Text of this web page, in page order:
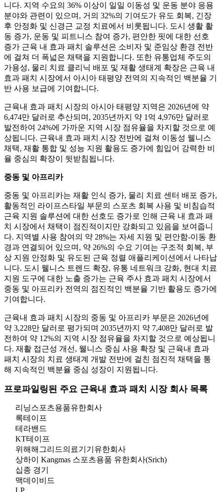
니다. 지역 수요의 36% 이상이 일일 이동성 및 운동 분야 응용
분야와 관련이 있으며, 거의 32%의 기여도가 유도 회복, 긴장
후 안정화 및 신경근 교정 치료에서 비롯됩니다. 도시 생활 활
동 증가, 운동 및 피트니스 참여 증가, 편안한 핏에 대한 선호
증가 근육 내 효과 패치 솔루션은 소비자 및 준임상 환경 전반
에 걸쳐 더 폭넓은 채택을 지원합니다. 또한 유통업체 주도의
가용성, 물리 치료 클리닉 배포 및 재활 생태계 확장은 근육 내
효과 패치 시장에서 아시아 태평양 전역의 지속적인 백분율 기
반 사용 보급에 기여합니다.
근육내 효과 패치 시장의 아시아 태평양 지역은 2026년에 약
6,474만 달러로 추산되며, 2035년까지 약 1억 4,976만 달러로
발전하여 24%에 가까운 지역 시장 점유율을 차지할 것으로 예
상됩니다. 근육내 효과 패치 시장 전반에 걸쳐 이동성 웰니스
채택, 재활 통합 및 성능 지원 활용도 증가에 힘입어 강력한 비
율 중심의 확장이 뒷받침됩니다.
중동 및 아프리카
중동 및 아프리카는 재활 인식 증가, 물리 치료 센터 배포 증가,
활동적인 라이프스타일 부문의 스포츠 회복 사용 및 비침습적
근육 지원 솔루션에 대한 선호도 증가로 인해 근육 내 효과 패
치 시장에서 채택이 점진적이지만 강화되고 있음을 보여줍니
다. 지역별 사용 참여의 약 28%는 자세 지원 및 편안함-이동 ​​환
경과 연결되어 있으며, 약 26%의 수요 기여는 구조적 회복, 부
상 지원 안정화 및 유도된 근육 정렬 애플리케이션에서 나타납
니다. 도시 웰니스 트렌드 확장, 유통 네트워크 강화, 현대 치료
지원 도구에 대한 노출 증가는 근육 주사 효과 패치 시장에서
중동 및 아프리카 전역의 점진적인 백분율 기반 활용도 증가에
기여합니다.
근육내 효과 패치 시장의 중동 및 아프리카 부문은 2026년에
약 3,228만 달러로 평가되며 2035년까지 약 7,408만 달러로 발
전하여 약 12%의 지역 시장 점유율을 차지할 것으로 예상됩니
다. 재활 접근성 개선, 웰니스 중심 사용 확장 및 근육내 효과
패치 시장의 치료 생태계 개발 전반에 걸친 점진적 채택을 통
해 지속적인 백분율 중심 성장이 지원됩니다.
프로파일링된 주요 근육내 효과 패치 시장 회사 목록
리닝스포츠용품유한회사
록테이프
테라밴드
KT테이프
위해해그리드의료기기유한회사
상하이 Kangmas 스포츠용품 유한회사(Srich)
십종 경기
맥데이비드